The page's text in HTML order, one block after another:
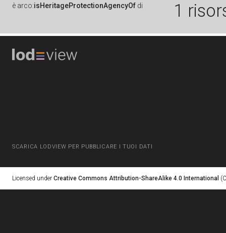
è arco:isHeritageProtectionAgencyOf di 1
SCARICA LODVIEW PER PUBBLICARE I TUOI DATI
Licensed under Creative Commons Attribution-ShareAlike 4.0 International